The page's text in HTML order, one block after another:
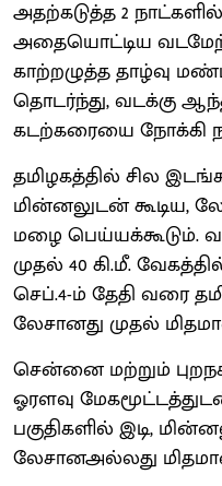
அதற்கடுத்த 2
அதையொட்டிய
காற்றழுத்த தாழ்வு
தொடர்ந்து, வடக்கு
கடற்கரையை நோக்கி
தமிழகத்தில் சில
மின்னலுடன் கூடிய,
மழை பெய்யக்கூடும்.
முதல் 40 கி.மீ.
செப்.4-ம் தேதி வரை
லேசானது முதல்
சென்னை மற்றும்
ஓரளவு
பகுதிகளில் இடி,
லேசானஅல்லது